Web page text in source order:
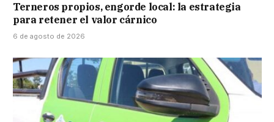
Terneros propios, engorde local: la estrategia
para retener el valor cárnico
6 de agosto de 2026